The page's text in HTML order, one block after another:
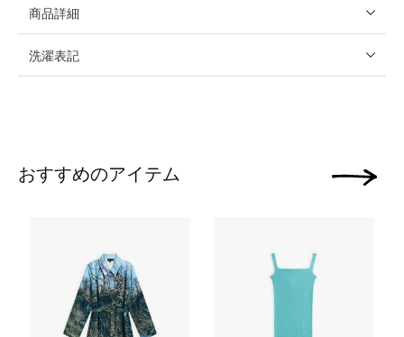
商品詳細
洗濯表記
おすすめのアイテム 次の画像